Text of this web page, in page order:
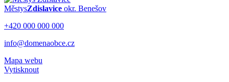
MěstysZdislavice okr. Benešov
+420 000 000 000
info@domenaobce.cz
Mapa webu
Vytisknout